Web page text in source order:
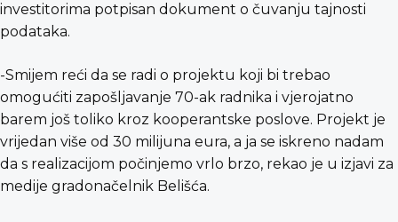
investitorima potpisan dokument o čuvanju tajnosti
podataka.
-Smijem reći da se radi o projektu koji bi trebao
omogućiti zapošljavanje 70-ak radnika i vjerojatno
barem još toliko kroz kooperantske poslove. Projekt je
vrijedan više od 30 milijuna eura, a ja se iskreno nadam
da s realizacijom počinjemo vrlo brzo, rekao je u izjavi za
medije gradonačelnik Belišća.